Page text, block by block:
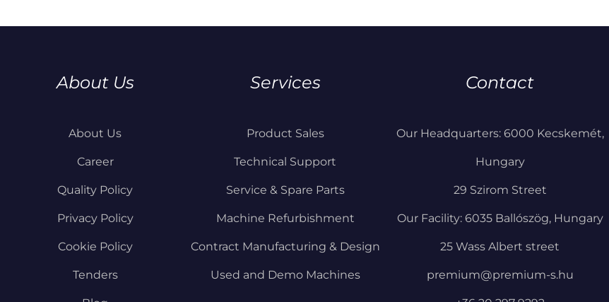
About Us
About Us
Career
Quality Policy
Privacy Policy
Cookie Policy
Tenders
Services
Product Sales
Technical Support
Service & Spare Parts
Machine Refurbishment
Contract Manufacturing & Design
Used and Demo Machines
Contact
Our Headquarters: 6000 Kecskemét,
Hungary
29 Szirom Street
Our Facility: 6035 Ballószög, Hungary
25 Wass Albert street
premium@premium-s.hu